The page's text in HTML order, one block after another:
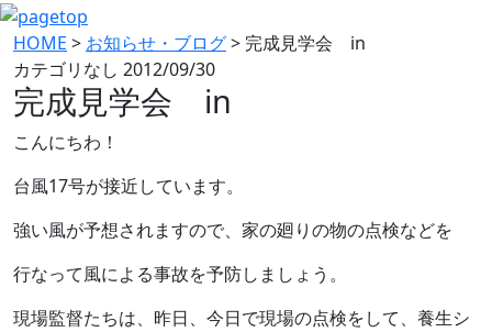
HOME > お知らせ・ブログ> 完成見学会 in
カテゴリなし 2012/09/30
完成見学会 in
こんにちわ！
台風17号が接近しています。
強い風が予想されますので、家の廻りの物の点検などを
行なって風による事故を予防しましょう。
現場監督たちは、昨日、今日で現場の点検をして、養生シ